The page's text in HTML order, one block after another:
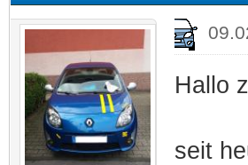
Hallo
seit